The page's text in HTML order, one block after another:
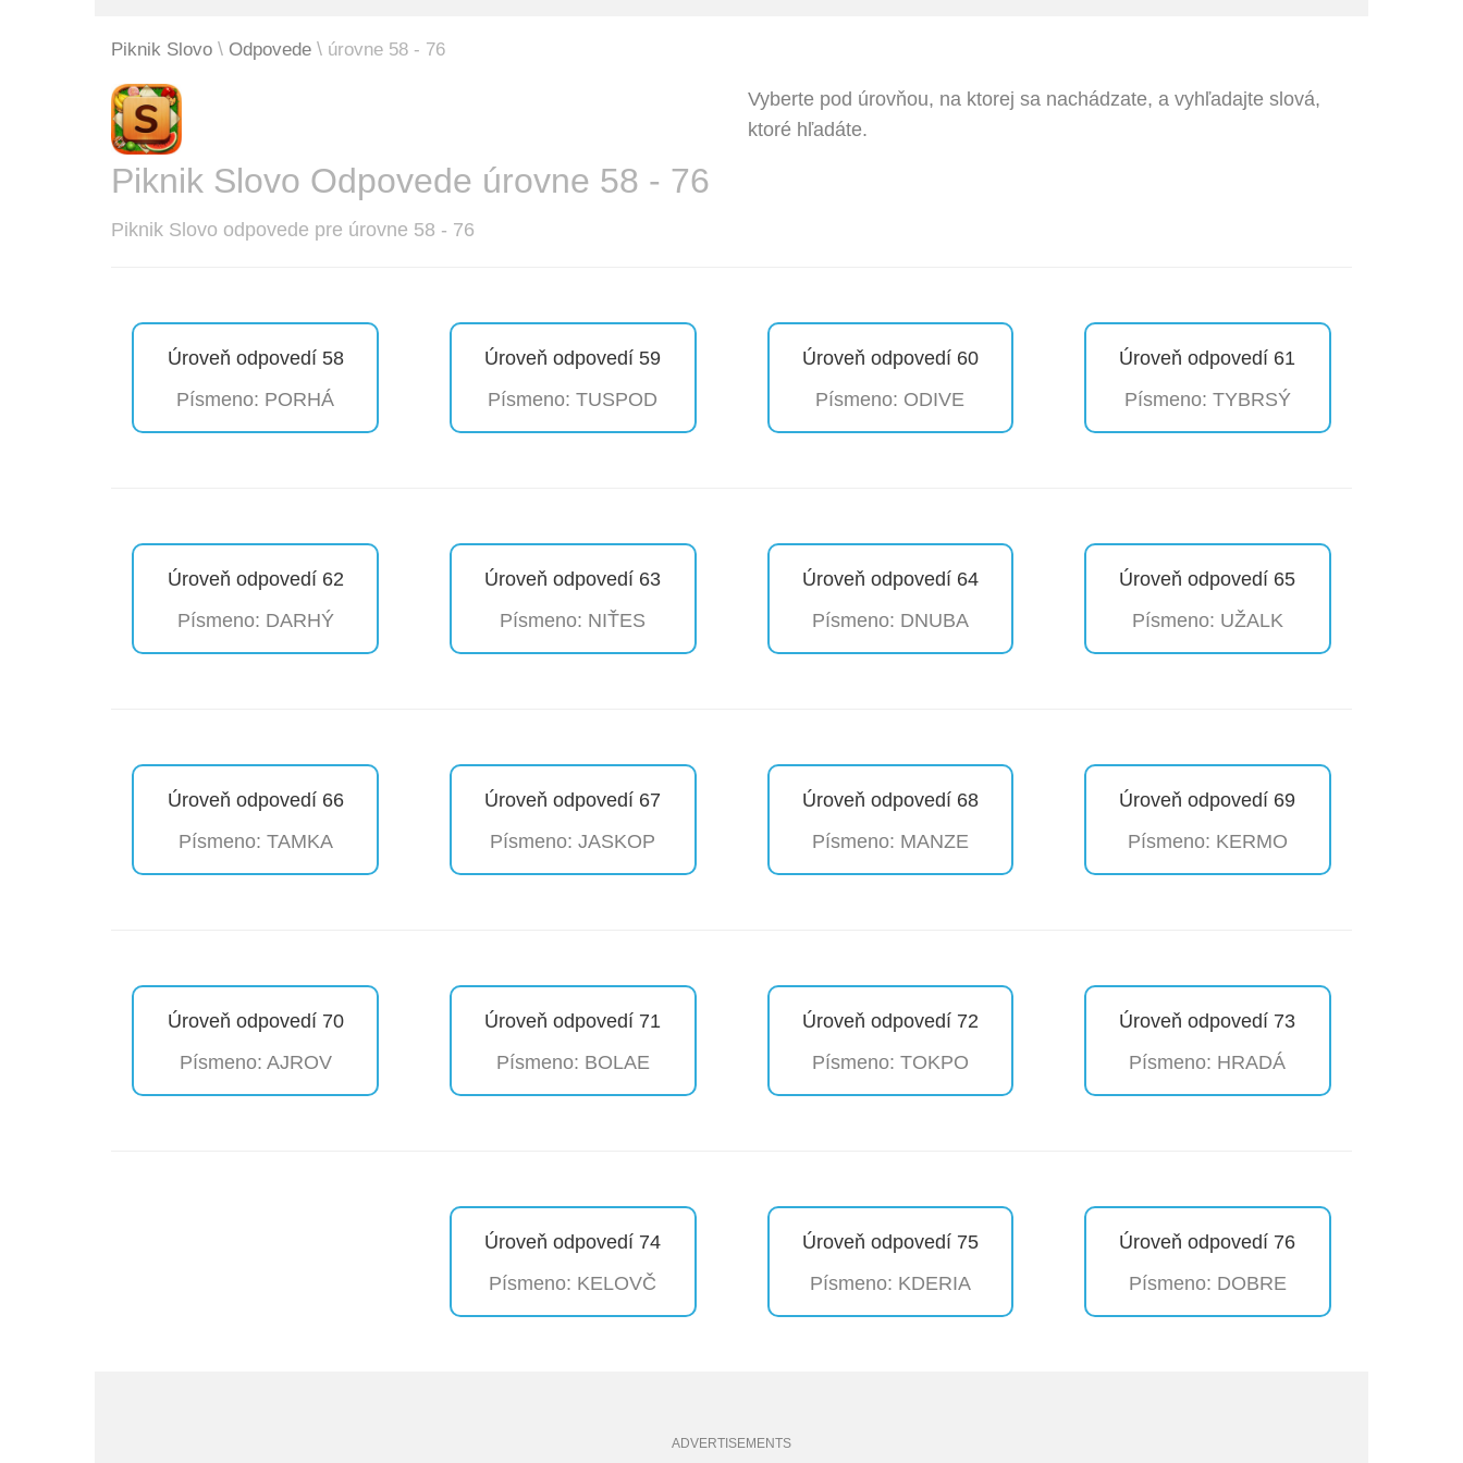
Piknik Slovo Odpovede úrovne 58 - 76
Piknik Slovo Odpovede úrovne 58 - 76
Piknik Slovo odpovede pre úrovne 58 - 76
Vyberte pod úrovňou, na ktorej sa nachádzate, a vyhľadajte slová,
ktoré hľadáte.
Úroveň odpovedí 58
Písmeno: PORHÁ
Úroveň odpovedí 59
Písmeno: TUSPOD
Úroveň odpovedí 60
Písmeno: ODIVE
Úroveň odpovedí 61
Písmeno: TYBRSÝ
Úroveň odpovedí 62
Písmeno: DARHÝ
Úroveň odpovedí 63
Písmeno: NIŤES
Úroveň odpovedí 64
Písmeno: DNUBA
Úroveň odpovedí 65
Písmeno: UŽALK
Úroveň odpovedí 66
Písmeno: TAMKA
Úroveň odpovedí 67
Písmeno: JASKOP
Úroveň odpovedí 68
Písmeno: MANZE
Úroveň odpovedí 69
Písmeno: KERMO
Úroveň odpovedí 70
Písmeno: AJROV
Úroveň odpovedí 71
Písmeno: BOLAE
Úroveň odpovedí 72
Písmeno: TOKPO
Úroveň odpovedí 73
Písmeno: HRADÁ
Úroveň odpovedí 74
Písmeno: KELOVČ
Úroveň odpovedí 75
Písmeno: KDERIA
Úroveň odpovedí 76
Písmeno: DOBRE
ADVERTISEMENTS